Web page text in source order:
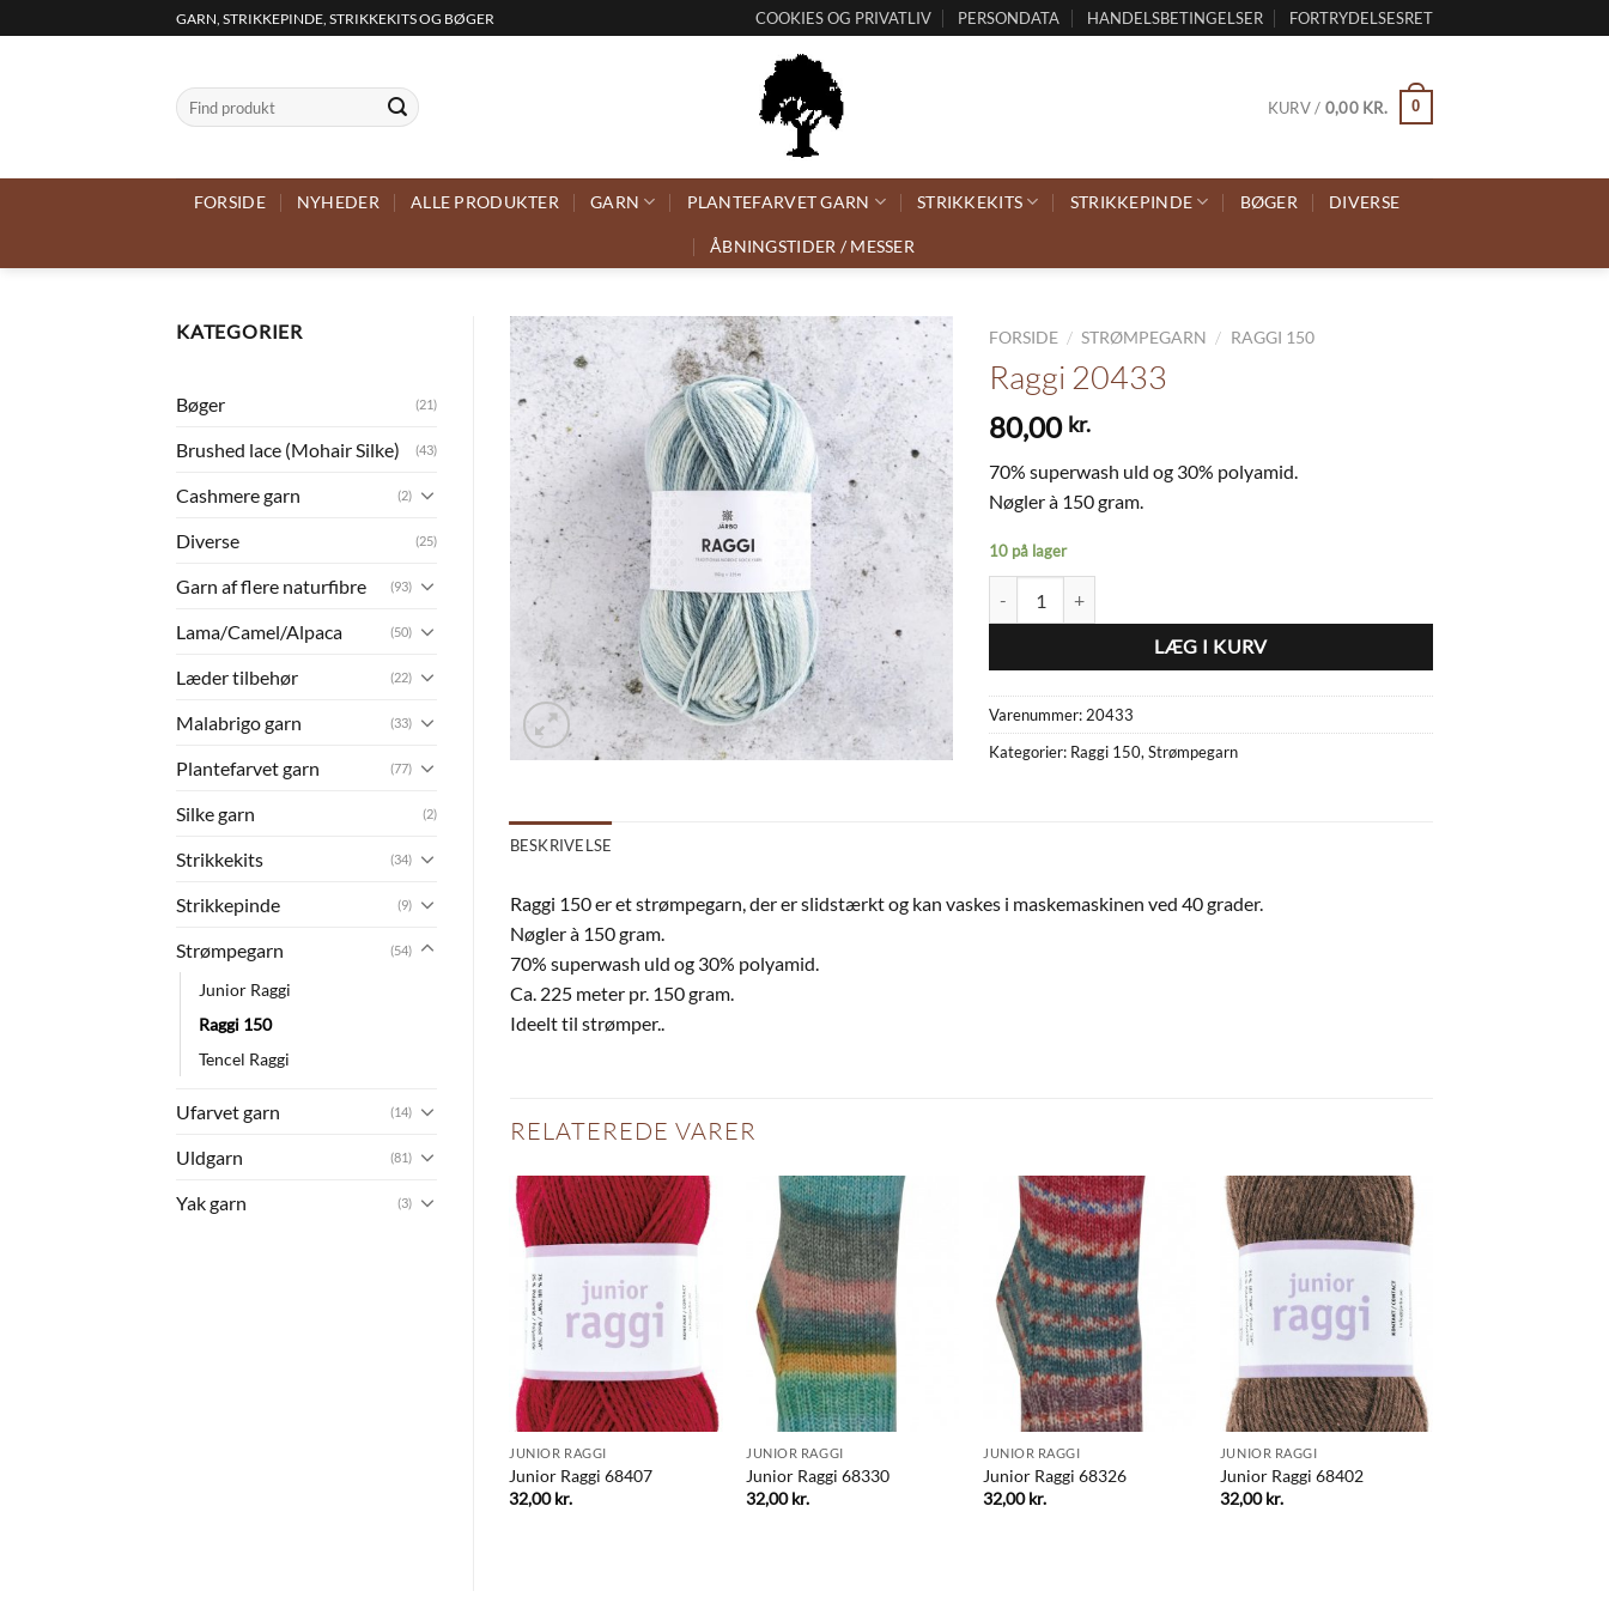
til
GARN, STRIKKEPINDE, STRIKKEKITS OG BØGER COOKIES OG PRIVATLIV PERSONDATA HANDELSBETINGELSER FORTRYDELSESRET
Søg
efter:
KURV / 0,00 KR. 0
FORSIDE NYHEDER ALLE PRODUKTER GARN PLANTEFARVET GARN STRIKKEKITS STRIKKEPINDE BØGER DIVERSE
ÅBNINGSTIDER / MESSER
KATEGORIER
Bøger (21)
Brushed lace (Mohair Silke) (43)
Cashmere garn (2)
Diverse (25)
Garn af flere naturfibre (93)
Lama/Camel/Alpaca (50)
Læder tilbehør (22)
Malabrigo garn (33)
Plantefarvet garn (77)
Silke garn (2)
Strikkekits (34)
Strikkepinde (9)
Strømpegarn (54)
Junior Raggi
Raggi 150
Tencel Raggi
Ufarvet garn (14)
Uldgarn (81)
Yak garn (3)
FORSIDE / STRØMPEGARN / RAGGI 150
Raggi 20433
80,00 kr.
70% superwash uld og 30% polyamid.
Nøgler à 150 gram.
10 på lager
LÆG I KURV
Varenummer: 20433
Kategorier: Raggi 150,Strømpegarn
BESKRIVELSE
Raggi 150 er et strømpegarn, der er slidstærkt og kan vaskes i maskemaskinen ved 40 grader.
Nøgler à 150 gram.
70% superwash uld og 30% polyamid.
Ca. 225 meter pr. 150 gram.
Ideelt til strømper..
RELATEREDE VARER
JUNIOR RAGGI
Junior Raggi 68407
32,00kr.
JUNIOR RAGGI
Junior Raggi 68330
32,00kr.
JUNIOR RAGGI
Junior Raggi 68326
32,00kr.
JUNIOR RAGGI
Junior Raggi 68402
32,00kr.